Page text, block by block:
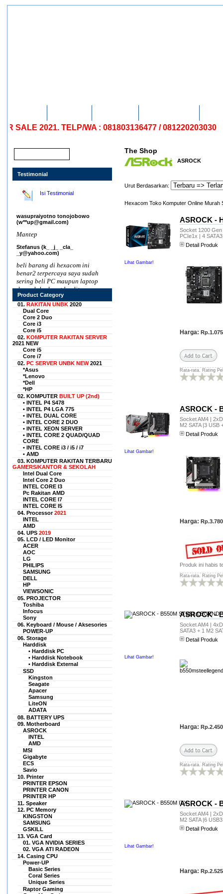
2021. TELP/WA : 081803136477 / 081220203030
Testimonial
Isi Testimonial
wasupraiyotno tonojobowo
(w**up@gmail.com)
Mantep
Stefanus (k_ _j_ _cla_
_y@yahoo.com)
beli barang di hexacom ini
benar2 terpercaya saya sudah
sering beli PC maupun laptop
dan selalu dapat kualitas
bagus dengan harga
terjangkau, rekomended seller
nih
H. L. Saprihadi
(sap____xx___@gmail.com)
Situs ini sangat tepercaya.
Semula sy agak meragukan
situs ini, karena tidak mau
menggunakan pihak ke tiga.
Tetapi sy coba membeli untuk
pertama kali, ternyata barang
sy sampai dengan cepat dan
memuaskan. Sekarang sy
selalu belanja disini barang2
elektronik , seperti laptop,
laptop, komputer pc,dll.
Karena harganya yang murah
tapi sangat berkualitas......
Terimakasih untuk hexacom
atas pelayanannya yang
sangat baik dan sempurna......
Fresya Ariani
(fres___ani@g__il.com)
Situs ini terpercaya dan
rekomended banget :) saya
pernah beli laptop dari sini
dengan harga yg cukup
bersahabat.
Andri
(pusatkonveksi****@yahoo.com)
saya pernah beli PC Lenovo
Built Up dsini, barangnya
masih OKE.
Muhammad Hendrik Syam
(syam.hendrik***@gmail.com)
Terima kasih hexacom.co.id,
order pesanan Saya sudah
diterima dalam keadaan baik,
terpacking rapih, spek sesuai
dan dengan harga yang
benar2 bersahabat. saat ini
Laptopnya sudah saya
gunakan menemani aktifitas
saya sehari-hari.. Semoga awet
dan bisa berbelanja di
hexacom.co.id lagi.. Aamiin..
In Shaa Allah.. Produk yang
Saya pesan: - 1 LAPTOP DELL
LATITUDE E5410 LAYAR 14\"
CORE i5 SANGAT MULUS
LIKE NEW WINDOWS 7
ORIGINAL</FONT
Rp.2.995.000 No pembelian..:
INV/2015/09/74614413 Sekali
lagi terima kasih
hexacom.co.id Salam sukses
selalu.. Top Seller and
Recomendec bangett deh
pokoknya.. .
pilar mas
(as.cak******@gmail.com)
saya beli 2 unit Laptop dan
saya kirim ke luar kota
(reseller)user saya di luarkota
sangat puas dengan kondisi
laptop yang saya kirim, Tq
hexacom
ABDUL GHOFAR
(ghofarma****@yahoo.co.id)
Seminggu kemarin saya beli
Product Category
01. RAKITAN UNBK 2020
Dual Core
Core 2 Duo
Core i3
Core i5
02. KOMPUTER RAKITAN SERVER
2021 NEW
Core i5
Core i7
02. PC SERVER UNBK NEW2021
*Asus
*Lenovo
*Dell
*HP
02. KOMPUTER BUILT UP (2nd)
• INTEL P4 S478
• INTEL P4 LGA 775
• INTEL DUAL CORE
• INTEL CORE 2 DUO
• INTEL XEON SERVER
• INTEL CORE 2 QUAD/QUAD
CORE
• INTEL CORE i3 / i5 / i7
• AMD
03. KOMPUTER RAKITAN TERBARU
GAMERS/KANTOR & SEKOLAH
Intel Dual Core
Intel Core 2 Duo
INTEL CORE I3
Pc Rakitan AMD
INTEL CORE I7
INTEL CORE I5
04. Processor2021
INTEL
AMD
04. UPS 2019
05. LCD / LED Monitor
ACER
AOC
LG
PHILIPS
SAMSUNG
DELL
HP
VIEWSONIC
05. PROJECTOR
Toshiba
Infocus
Sony
06. Keyboard / Mouse / Aksesories
POWER-UP
06. Storage
Harddisk
• Harddisk PC
• Harddisk Notebook
• Harddisk External
SSD
Kingston
Seagate
Apacer
Samsung
LiteON
ADATA
08. BATTERY UPS
09. Motherboard
ASROCK
INTEL
AMD
MSI
Gigabyte
ECS
Savio
10. Printer
PRINTER EPSON
PRINTER CANON
PRINTER HP
11. Speaker
12. PC Memory
KINGSTON
SAMSUNG
GSKILL
13. VGA Card
01. VGA NVIDIA SERIES
02. VGA ATI RADEON
14. Casing CPU
Power-UP
Basic Series
Coral Series
Unique Series
Raptor Gaming
The Shop
ASROCK
Urut Berdasarkan:
Hexacom Toko Komputer Online Murah
Lihat Gambar!
ASROCK -
Socket 1200
PCIe1x | 4
Detail Produk
Harga:
Rata-rata. Rating
Lihat Gambar!
ASROCK -
Socket AM4 |
M2 SATA |3 USB
Detail Produk
Harga:
Produk ini habis
Rata-rata. Rating
Lihat Gambar!
ASROCK -
Socket AM4 |
SATA3 + 1 M2
Detail Produk
Harga:
Rata-rata. Rating
Lihat Gambar!
ASROCK -
Socket AM4 |
M2 SATA |6
Detail Produk
Harga: